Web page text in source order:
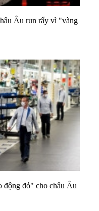
Âu run rẩy vì "vàng
đỏ" cho châu Âu